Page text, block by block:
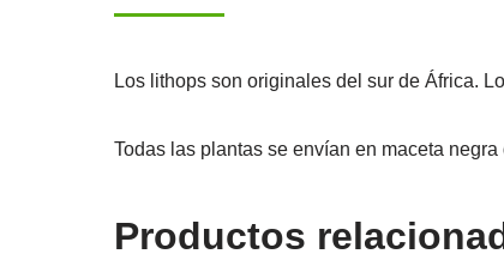
Los lithops son originales del sur de África.
Todas las plantas se envían en maceta
Productos